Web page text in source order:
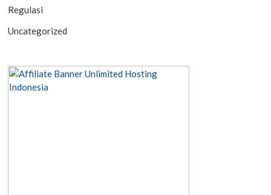
Regulasi
Uncategorized